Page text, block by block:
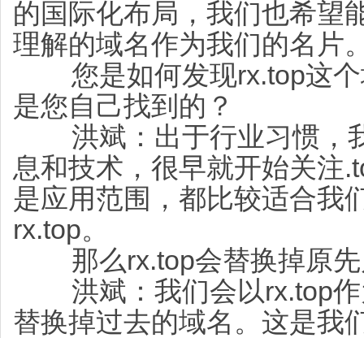
的国际化布局，我们也希望
理解的域名作为我们的名片
您是如何发现rx.top这个
是您自己找到的？
洪斌：出于行业习惯，
息和技术，很早就开始关注
是应用范围，都比较适合我
rx.top。
那么rx.top会替换掉原先
洪斌：我们会以rx.top作
替换掉过去的域名。这是我